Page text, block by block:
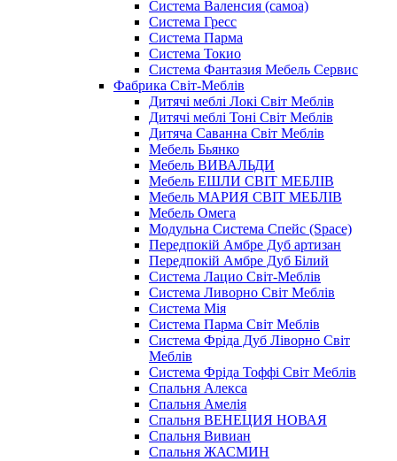
Система Валенсия (самоа)
Система Гресс
Система Парма
Система Токио
Система Фантазия Мебель Сервис
Фабрика Світ-Меблів
Дитячі меблі Локі Світ Меблів
Дитячі меблі Тоні Світ Меблів
Дитяча Саванна Світ Меблів
Мебель Бьянко
Мебель ВИВАЛЬДИ
Мебель ЕШЛИ СВІТ МЕБЛІВ
Мебель МАРИЯ СВІТ МЕБЛІВ
Мебель Омега
Модульна Cистема Спейс (Space)
Передпокій Амбре Дуб артизан
Передпокій Амбре Дуб Білий
Система Лацио Світ-Меблів
Система Ливорно Світ Меблів
Система Мія
Система Парма Свiт Меблiв
Система Фріда Дуб Ліворно Світ
Меблів
Система Фріда Тоффі Світ Меблів
Спальня Алекса
Спальня Амелія
Спальня ВЕНЕЦИЯ НОВАЯ
Спальня Вивиан
Спальня ЖАСМИН